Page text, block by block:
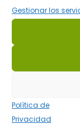
Gestionar los
Política de
Privacidad